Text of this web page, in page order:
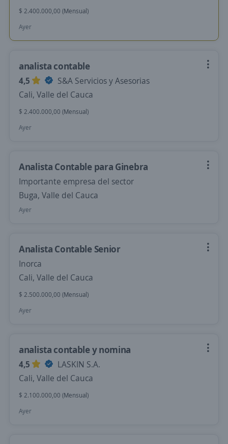
$ 2.400.000,00 (Mensual)
Ayer
analista contable
4,5
S&A Servicios y Asesorias
Cali, Valle del Cauca
$ 2.400.000,00 (Mensual)
Ayer
Analista Contable para Ginebra
Importante empresa del sector
Buga, Valle del Cauca
Ayer
Analista Contable Senior
Inorca
Cali, Valle del Cauca
$ 2.500.000,00 (Mensual)
Ayer
analista contable y nomina
4,5
LASKIN S.A.
Cali, Valle del Cauca
$ 2.100.000,00 (Mensual)
Ayer